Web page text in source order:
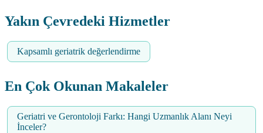
Yakın Çevredeki Hizmetler
Kapsamlı geriatrik değerlendirme
En Çok Okunan Makaleler
Geriatri ve Gerontoloji Farkı: Hangi Uzmanlık Alanı Neyi
İnceler?